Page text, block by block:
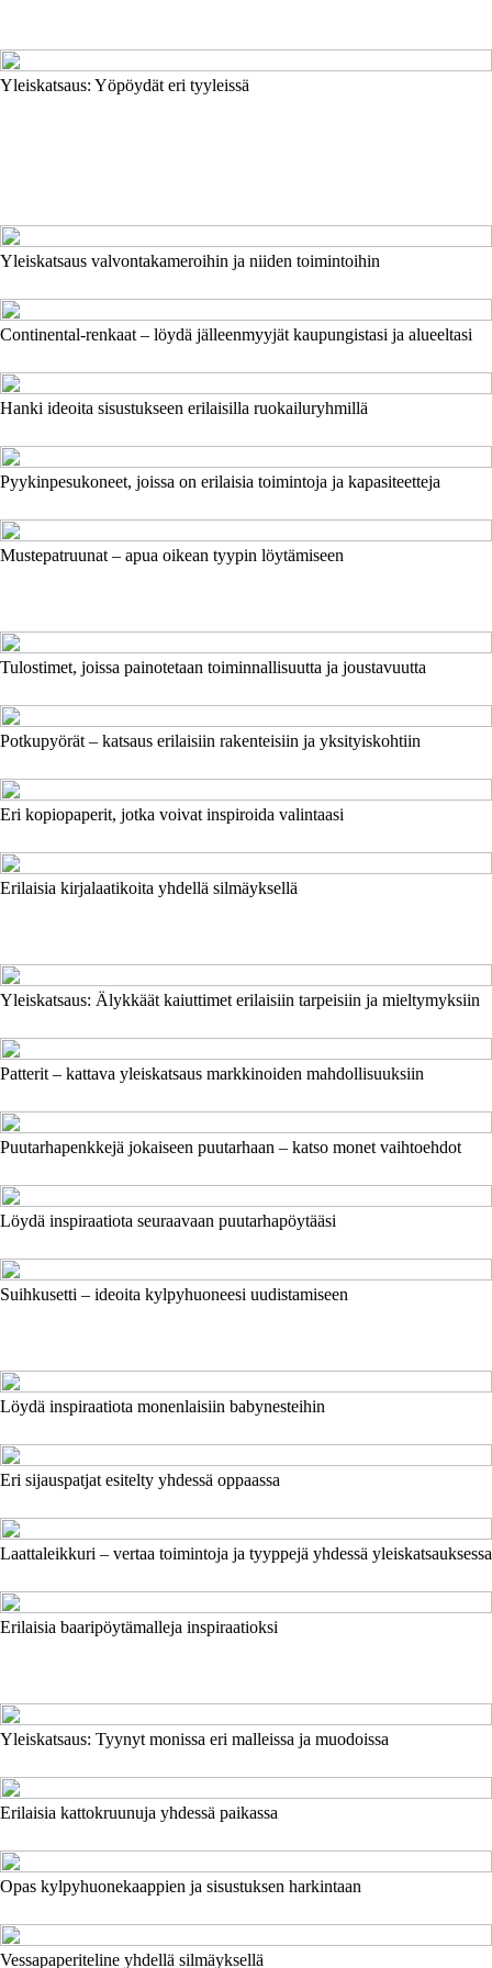
Yleiskatsaus: Yöpöydät eri tyyleissä
Yleiskatsaus valvontakameroihin ja niiden toimintoihin
Continental-renkaat – löydä jälleenmyyjät kaupungistasi ja alueeltasi
Hanki ideoita sisustukseen erilaisilla ruokailuryhmillä
Pyykinpesukoneet, joissa on erilaisia toimintoja ja kapasiteetteja
Mustepatruunat – apua oikean tyypin löytämiseen
Tulostimet, joissa painotetaan toiminnallisuutta ja joustavuutta
Potkupyörät – katsaus erilaisiin rakenteisiin ja yksityiskohtiin
Eri kopiopaperit, jotka voivat inspiroida valintaasi
Erilaisia kirjalaatikoita yhdellä silmäyksellä
Yleiskatsaus: Älykkäät kaiuttimet erilaisiin tarpeisiin ja mieltymyksiin
Patterit – kattava yleiskatsaus markkinoiden mahdollisuuksiin
Puutarhapenkkejä jokaiseen puutarhaan – katso monet vaihtoehdot
Löydä inspiraatiota seuraavaan puutarhapöytääsi
Suihkusetti – ideoita kylpyhuoneesi uudistamiseen
Löydä inspiraatiota monenlaisiin babynesteihin
Eri sijauspatjat esitelty yhdessä oppaassa
Laattaleikkuri – vertaa toimintoja ja tyyppejä yhdessä yleiskatsauksessa
Erilaisia baaripöytämalleja inspiraatioksi
Yleiskatsaus: Tyynyt monissa eri malleissa ja muodoissa
Erilaisia kattokruunuja yhdessä paikassa
Opas kylpyhuonekaappien ja sisustuksen harkintaan
Vessapaperiteline yhdellä silmäyksellä